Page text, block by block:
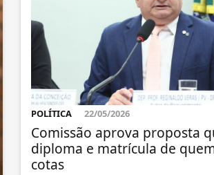
POLÍTICA 22/05/2026
Comissão aprova proposta
diploma e matrícula de
cotas